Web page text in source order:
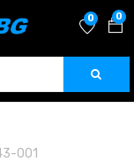
0
0
001